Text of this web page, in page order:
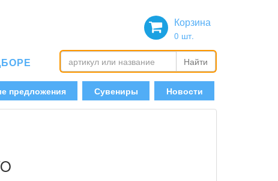
Корзина
0 шт.
Найти
предложения Сувениры Новости